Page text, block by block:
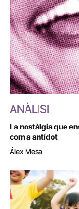
ANÀLISI
La nostàlgia que
com a antídot
Álex Mesa